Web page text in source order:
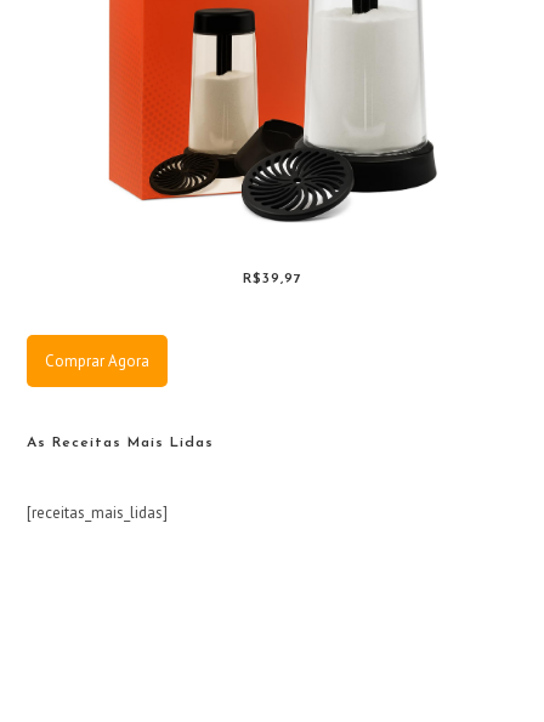
R$39,97
Comprar Agora
As Receitas Mais Lidas
[receitas_mais_lidas]